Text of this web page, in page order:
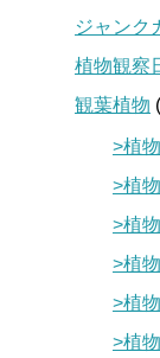
ジャンク
植物観察
観葉植物
>植
>植
>植
>植
>植
>植